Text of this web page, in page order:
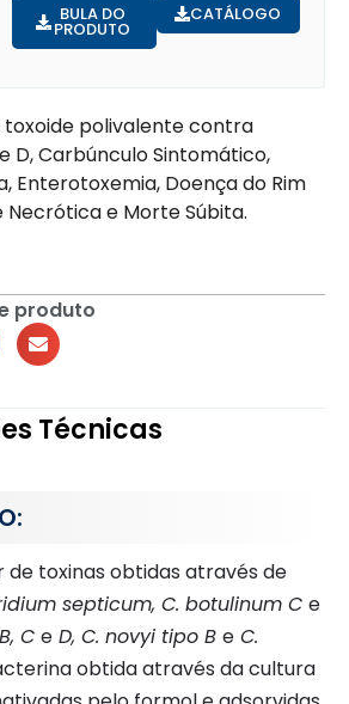
BULA DO
PRODUTO
CATÁLOGO
polivalente contra
D, Carbúnculo Sintomático,
Enterotoxemia, Doença do Rim
Necrótica e Morte Súbita.
produto
Técnicas
de toxinas obtidas através de
septicum, C. botulinum C e
C e D, C. novyi tipo B e C.
obtida através da cultura